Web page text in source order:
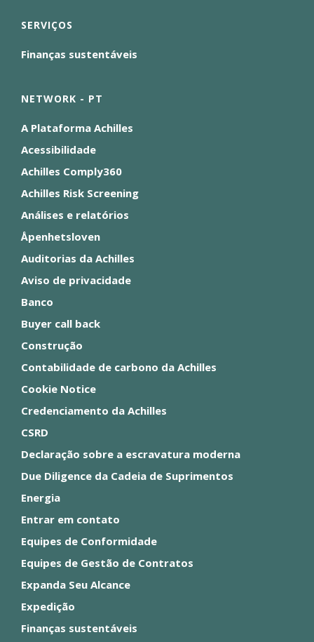
SERVIÇOS
Finanças sustentáveis
NETWORK - PT
A Plataforma Achilles
Acessibilidade
Achilles Comply360
Achilles Risk Screening
Análises e relatórios
Åpenhetsloven
Auditorias da Achilles
Aviso de privacidade
Banco
Buyer call back
Construção
Contabilidade de carbono da Achilles
Cookie Notice
Credenciamento da Achilles
CSRD
Declaração sobre a escravatura moderna
Due Diligence da Cadeia de Suprimentos
Energia
Entrar em contato
Equipes de Conformidade
Equipes de Gestão de Contratos
Expanda Seu Alcance
Expedição
Finanças sustentáveis